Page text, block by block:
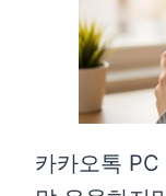
카카오톡